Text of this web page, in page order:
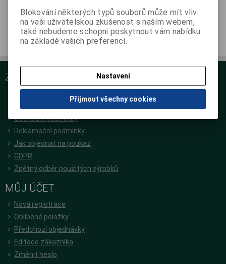
Výrobce:
Popis
šířka 60 cm, délka 50 m, 2
vrstvy
ZÁKAZNICKÝ SERVIS
Obchodní podmínky
Reklamační podmínky
Jak objednat na poukaz
GDPR
Zpětný odběr použitých výrobků
MŮJ ÚČET
Nová registrace
Oblíbené položky
Předchozí objednávky
Editace zákazníka
Změnit heslo
Blokování některých typů souborů může mít vliv
na vaši uživatelskou zkušenost s naším webem,
také nebudeme schopni poskytnout vám nabídku
na základě vašich preferencí.
Nastavení
Přijmout všechny cookies